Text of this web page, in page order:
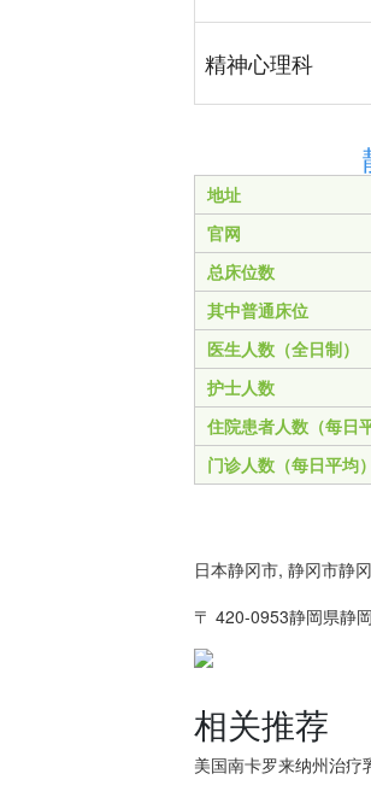
精神心理科
地址
官网
总床位数
其中普通床位
医生人数（全日制）
护士人数
住院患者人数（每日
门诊人数（每日平均）
日本静冈市, 静冈市静
〒 420-0953静岡県静
相关推荐
美国南卡罗来纳州治疗